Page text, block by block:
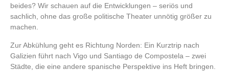
beides? Wir schauen auf die Entwicklungen – seriös und
sachlich, ohne das große politische Theater unnötig größer zu
machen.
Zur Abkühlung geht es Richtung Norden: Ein Kurztrip nach
Galizien führt nach Vigo und Santiago de Compostela – zwei
Städte, die eine andere spanische Perspektive ins Heft bringen.